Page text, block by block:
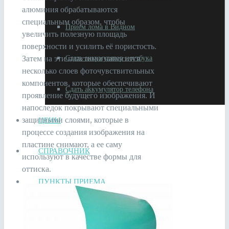
Прием лома в Видном
Сдать аккумулятор ноутбука
Сдать аккумулятор телефона
ЦЕНЫ
СПРАВОЧНИК
ПУНКТЫ ПРИЕМА
алюминия обрабатываются
специальным образом, чтобы
увеличить полезную площадь
поверхности и усилить её пористость.
Затем на эти пластины наносится
несколько слоев фоточувствительных
компонентов, которые обеспечивают
проявление будущего изображения. И
напоследок покрывают специальными
защитными слоями, которые в
процессе создания изображения на
пластине снимают, а ее саму
используют в качестве формы для
оттиска.